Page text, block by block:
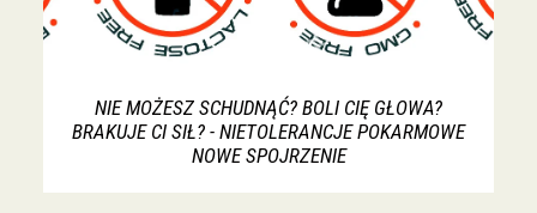
NIE MOŻESZ SCHUDNĄĆ? BOLI CIĘ GŁOWA?
BRAKUJE CI SIŁ? - NIETOLERANCJE POKARMOWE
NOWE SPOJRZENIE